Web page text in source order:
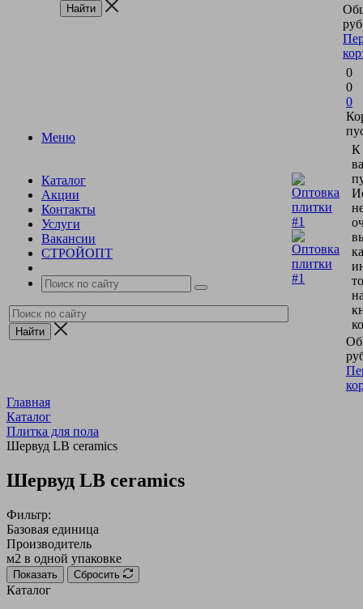
Меню
Каталог
Акции
Контакты
Услуги
Вакансии
СТРОЙОПТ
0
0
0
К
Главная
Каталог
Плитка для пола
Шервуд LB ceramics
Шервуд LB ceramics
Фильтр:
Базовая единица
Производитель
м2 в одной упаковке
Показать Сбросить
Каталог